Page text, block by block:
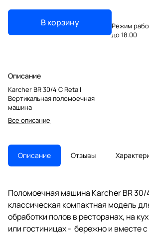
В корзину
Описание
Karcher BR 30/4 C Retail
Вертикальная поломоечная
машина
Все описание
Режим
до 18.00
Описание Отзывы
Поломоечная машина Karcher BR 30/
классическая компактная модель
обработки полов в ресторанах, на
или гостиницах - бережно и вместе